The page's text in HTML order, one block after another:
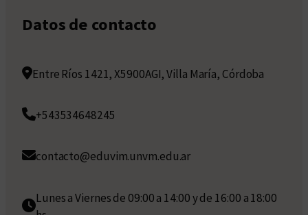
Datos de contacto
Entre Ríos 1421, X5900AGI, Villa María, Córdoba
+543534648245
contacto@eduvim.unvm.edu.ar
Lunes a Viernes de 09:00 a 14:00 y de 16:00 a 18:00